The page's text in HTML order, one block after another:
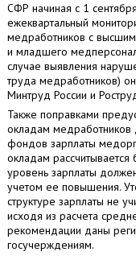
СФР начиная с 1
ежеквартальный
медработников с
и младшего
случае выявления
труда медработников)
Минтруд России и
Также поправками
окладам медработников
фондов зарплаты
окладам рассчитывается
уровень зарплаты
учетом ее повышения.
структуре зарплаты не
исходя из расчета
рекомендации даны
госучерждениям.